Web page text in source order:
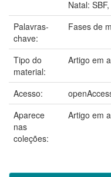
Natal:
Palavras-
chave:
Fases de
Tipo do
material:
Artigo em
Acesso:
Aparece
nas
coleções:
Artigo em